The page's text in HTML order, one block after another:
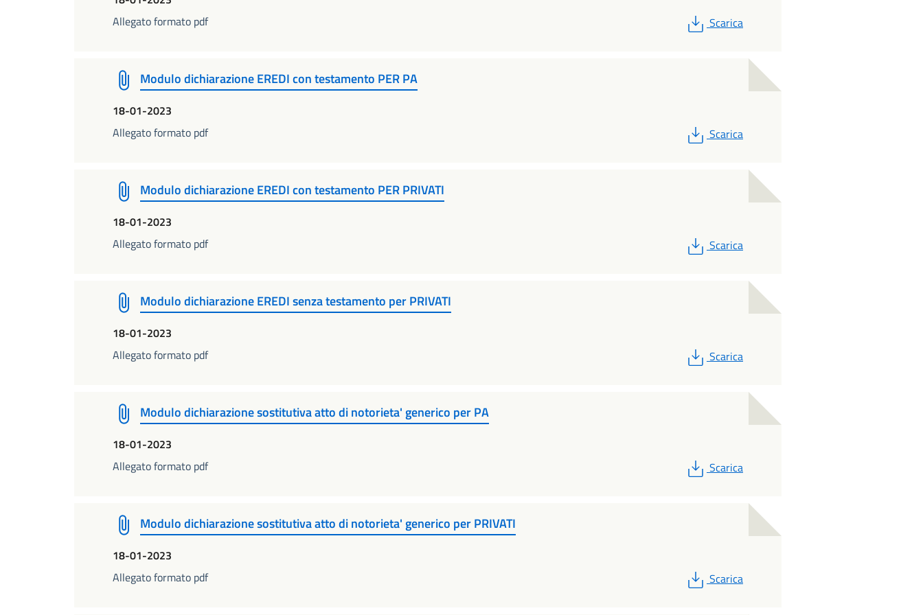
Allegato formato pdf
PDF
Scarica
Modulo dichiarazione EREDI con testamento PER PA
18-01-2023
Allegato formato pdf
PDF
Scarica
Modulo dichiarazione EREDI con testamento PER PRIVATI
18-01-2023
Allegato formato pdf
PDF
Scarica
Modulo dichiarazione EREDI senza testamento per PRIVATI
18-01-2023
Allegato formato pdf
PDF
Scarica
Modulo dichiarazione sostitutiva atto di notorieta' generico per PA
18-01-2023
Allegato formato pdf
PDF
Scarica
Modulo dichiarazione sostitutiva atto di notorieta' generico per PRIVATI
18-01-2023
Allegato formato pdf
PDF
Scarica